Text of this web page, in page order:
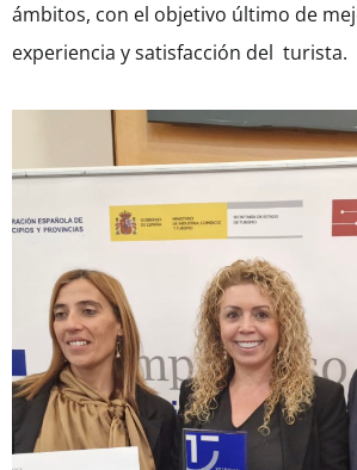
ámbitos, con el objetivo último de
experiencia y satisfacción del turista.